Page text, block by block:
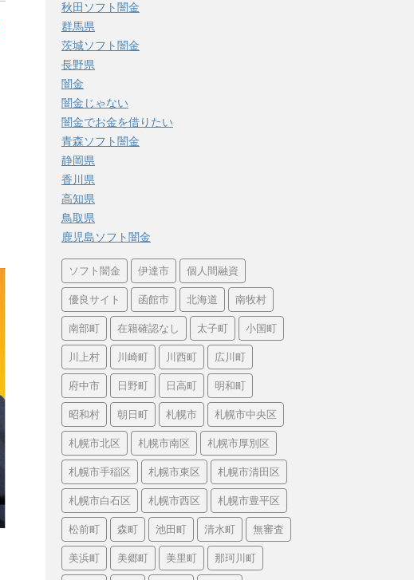
秋田ソフト闇金
群馬県
茨城ソフト闇金
長野県
闇金
闇金じゃない
闇金でお金を借りたい
青森ソフト闇金
静岡県
香川県
高知県
鳥取県
鹿児島ソフト闇金
ソフト闇金 伊達市 個人間融資
優良サイト 函館市 北海道 南牧村
南部町 在籍確認なし 太子町 小国町
川上村 川崎町 川西町 広川町
府中市 日野町 日高町 明和町
昭和村 朝日町 札幌市 札幌市中央区
札幌市北区 札幌市南区 札幌市厚別区
札幌市手稲区 札幌市東区 札幌市清田区
札幌市白石区 札幌市西区 札幌市豊平区
松前町 森町 池田町 清水町 無審査
美浜町 美郷町 美里町 那珂川町